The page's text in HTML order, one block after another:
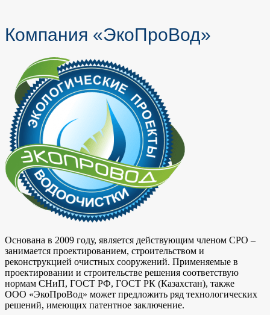
Компания «ЭкоПроВод»
Основана в 2009 году, является действующим членом СРО –
занимается проектированием, строительством и
реконструкцией очистных сооружений. Применяемые в
проектировании и строительстве решения соответствую
нормам СНиП, ГОСТ РФ, ГОСТ РК (Казахстан), также
ООО «ЭкоПроВод» может предложить ряд технологических
решений, имеющих патентное заключение.